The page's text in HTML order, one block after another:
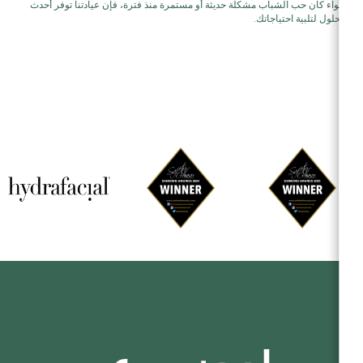
سواء كان حب الشباب مشكلة حديثة أو مستمرة منذ فترة، فإن عيادتنا توفر أحدث
الحلول لتلبية احتياجاتك.